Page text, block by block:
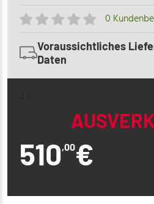
0
Voraussichtliches
Daten
510,00€